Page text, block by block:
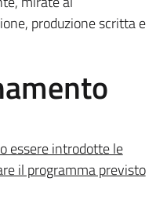
produzione scritta e
essere introdotte le
il programma previsto